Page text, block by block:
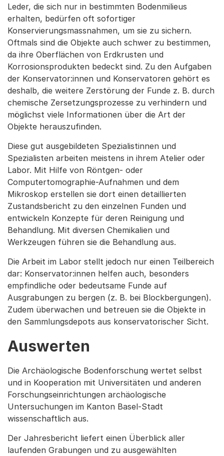
Leder, die sich nur in bestimmten Bodenmilieus
erhalten, bedürfen oft sofortiger
Konservierungsmassnahmen, um sie zu sichern.
Oftmals sind die Objekte auch schwer zu bestimmen,
da ihre Oberflächen von Erdkrusten und
Korrosionsprodukten bedeckt sind. Zu den Aufgaben
der Konservator:innen und Konservatoren gehört es
deshalb, die weitere Zerstörung der Funde z. B. durch
chemische Zersetzungsprozesse zu verhindern und
möglichst viele Informationen über die Art der
Objekte herauszufinden.
Diese gut ausgebildeten Spezialistinnen und
Spezialisten arbeiten meistens in ihrem Atelier oder
Labor. Mit Hilfe von Röntgen- oder
Computertomographie-Aufnahmen und dem
Mikroskop erstellen sie dort einen detaillierten
Zustandsbericht zu den einzelnen Funden und
entwickeln Konzepte für deren Reinigung und
Behandlung. Mit diversen Chemikalien und
Werkzeugen führen sie die Behandlung aus.
Die Arbeit im Labor stellt jedoch nur einen Teilbereich
dar: Konservator:innen helfen auch, besonders
empfindliche oder bedeutsame Funde auf
Ausgrabungen zu bergen (z. B. bei Blockbergungen).
Zudem überwachen und betreuen sie die Objekte in
den Sammlungsdepots aus konservatorischer Sicht.
Auswerten
Die Archäologische Bodenforschung wertet selbst
und in Kooperation mit Universitäten und anderen
Forschungseinrichtungen archäologische
Untersuchungen im Kanton Basel-Stadt
wissenschaftlich aus.
Der Jahresbericht liefert einen Überblick aller
laufenden Grabungen und zu ausgewählten